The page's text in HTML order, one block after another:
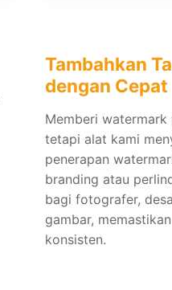
Tambahkan
dengan Cepat
Memberi
tetapi alat kami
penerapan
branding atau
bagi fotografer,
gambar,
konsisten.